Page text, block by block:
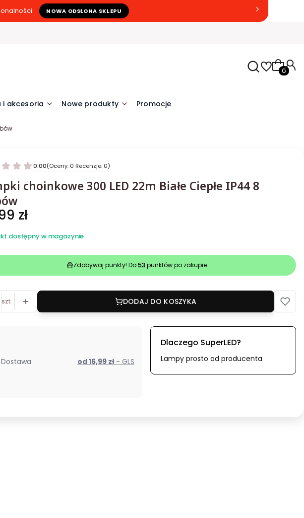
NOWA ODSŁONA SKLEPU
i akcesoria Nowe produkty Promocje
0.00(Oceny: 0 Recenzje: 0)
choinkowe 300 LED 22m Białe Ciepłe IP44 8
zł
dostępny w magazynie
Zdobywaj punkty! Do53 punktów po zakupie.
szt. DODAJ DO KOSZYKA
Dostawa od 16,99 zł - GLS
Dlaczego SuperLED?
Lampy prosto od producenta